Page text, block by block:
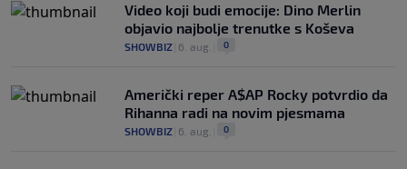
Video koji budi emocije: Dino Merlin
objavio najbolje trenutke s Koševa
SHOWBIZ 6. aug. 0
Američki reper A$AP Rocky potvrdio da
Rihanna radi na novim pjesmama
SHOWBIZ 6. aug. 0